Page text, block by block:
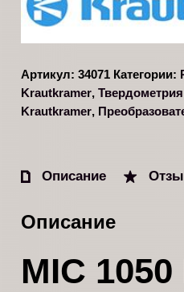
Артикул:34071 Категории:
Krautkramer,
Krautkramer,
Описание
Описание
MIC